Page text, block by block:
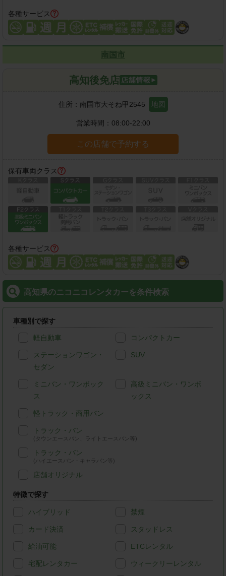
各種サービス
南国市
高知後免店
住所： 南国市大そね甲2545 地図
営業時間： 08:00-22:00
この店舗で予約する
保有車両クラス
各種サービス
高知県のニコニコレンタカーを条件検索
車種別で探す
軽自動車 コンパクトカー
ステーションワゴン・
セダン
SUV
ミニバン・ワンボック
ス
高級ミニバン・ワンボ
ックス
軽トラック・商用バン
トラック・バン
(タウンエースバン、ライトエースバン等)
トラック・バン
(ハイエースバン・キャラバン等)
店舗オリジナル
特徴で探す
ハイブリッド 禁煙
カード決済 スタッドレス
給油可能 ETCレンタル
宅配レンタカー ウィークリーレンタル